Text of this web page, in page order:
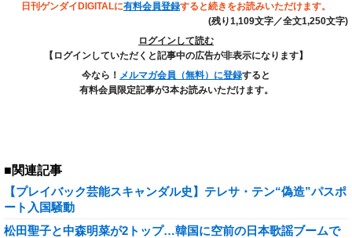
日刊ゲンダイDIGITALに有料会員登録すると続きをお読みいただけます。
(残り1,109文字／全文1,250文字)
ログインして読む
【ログインしていただくと記事中の広告が非表示になります】
今なら！ メルマガ会員（無料）に登録すると
有料会員限定記事が3本お読みいただけます。
■関連記事
【プレイバック芸能スキャンダル史】テレサ・テン“偽造”パスポ
ート入国騒動
松田聖子と中森明菜が2トップ…韓国に空前の日本歌謡ブームで